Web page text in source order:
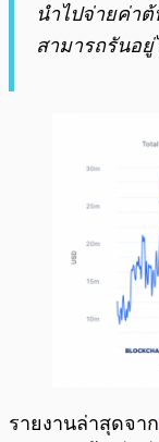
นำไปจ่ายค่า
สามารถรันอยู่
รายงานล่าสุดจาก